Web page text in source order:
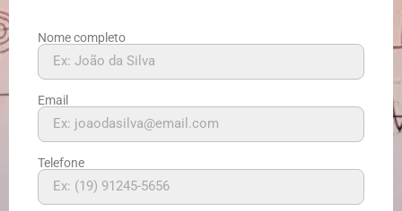
Nome completo
Email
Telefone